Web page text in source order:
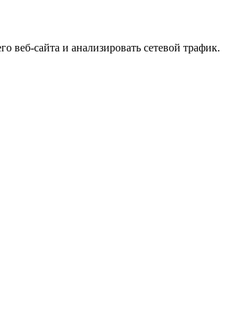
сайта и анализировать сетевой трафик.